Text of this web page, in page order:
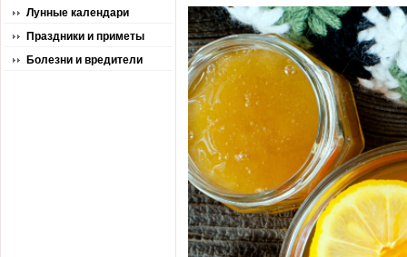
Лунные календари
Праздники и приметы
Болезни и вредители